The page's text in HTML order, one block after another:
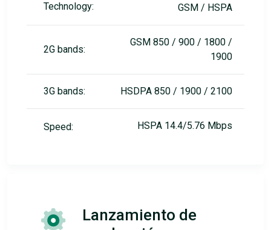
Technology: GSM / HSPA
2G bands:
GSM 850 / 900 / 1800 /
1900
3G bands: HSDPA 850 / 1900 / 2100
Speed: HSPA 14.4/5.76 Mbps
Lanzamiento de